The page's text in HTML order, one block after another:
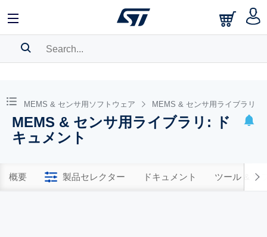
BOOKMARK
Pleaselog in to show your saved searches.
MEMS & センサ用ソフトウェア MEMS & センサ用ライブラリ
MEMS & センサ用ライブラリ: ド
キュメント
概要 製品セレクター ドキュメント ツール & ソ